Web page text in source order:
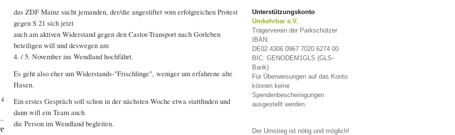
das ZDF Mainz sucht jemanden, der/die angestiftet vom erfolgreichen Protest
gegen S 21 sich jetzt
auch am aktiven Widerstand gegen den Castor-Transport nach Gorleben
beteiligen will und deswegen am
4. / 5. November ins Wendland hochfährt.
Es geht also eher um Widerstands-"Frischlinge", weniger um erfahrene alte
Hasen.
Ein erstes Gespräch soll schon in der nächsten Woche etwa stattfinden und
dann will ein Team auch
die Person im Wendland begleiten.
Unterstützungskonto
Umkehrbar e.V.
Trägerverein der Parkschützer
IBAN:
DE02 4306 0967 7020 6274 00
BIC: GENODEM1GLS (GLS-
Bank)
Für Überweisungen auf das Konto
können keine
Spendenbescheinigungen
ausgestellt werden.
Der Umstieg ist nötig und möglich!